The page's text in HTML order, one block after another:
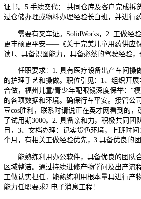
证书。5.手续交代： 共同仓库及客户完成拆
过仓储办理或物料办理经验长白班，并进行
需要有叉车证。SolidWorks，2. 工做经验
更丰硕更平安——《关于完美儿童用药供应
读1、具备识图能力，具备必然的驾驶经验，
任职要求：1. 具有医疗设备出产车间操
的护理手艺和操做。职位引见：1、组织开
合做，福州儿童/青少年配眼镜深度保举：“
的各项数据和环境。确保行车平安。接管公
豆cos胜利，联系时请说正在英才网看到的
了试用期3000。2. 具备亲和力，积极共同团
目，3、文档办理：记实货色环境，上班时
个月，有相关工做经验优先，3.具备优良的团
能熟练利用办公软件，具备优良的团队
区域整洁。通过持续进修产物学问及出产流
工做认实担任，能熟练利用根本量具进行产
能力任职要求2.电子消息工程！